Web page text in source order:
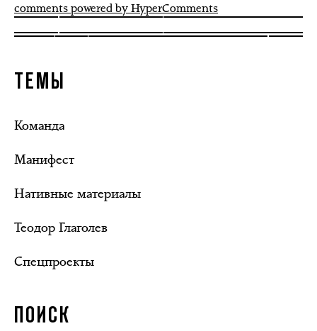
comments powered by HyperComments
ТЕМЫ
Команда
Манифест
Нативные материалы
Теодор Глаголев
Спецпроекты
ПОИСК